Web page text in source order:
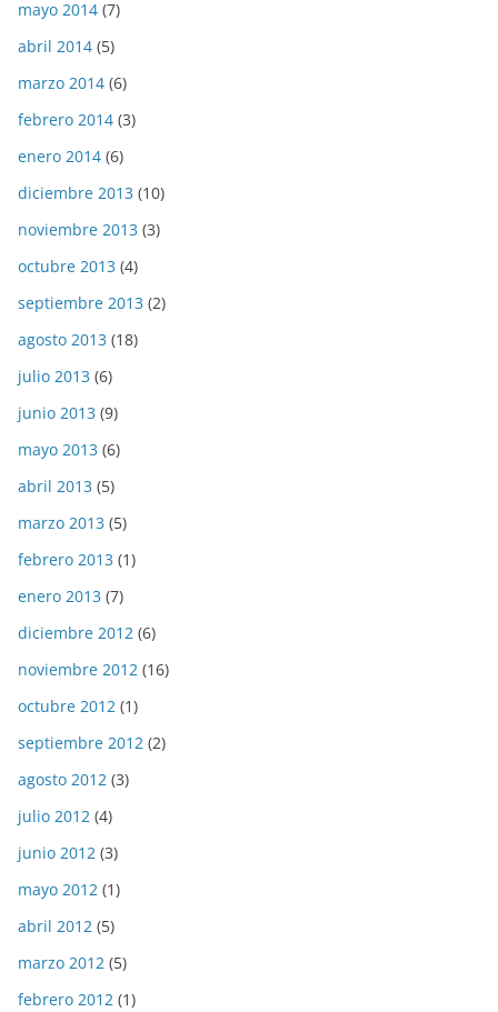
mayo 2014 (7)
abril 2014 (5)
marzo 2014 (6)
febrero 2014 (3)
enero 2014 (6)
diciembre 2013 (10)
noviembre 2013 (3)
octubre 2013 (4)
septiembre 2013 (2)
agosto 2013 (18)
julio 2013 (6)
junio 2013 (9)
mayo 2013 (6)
abril 2013 (5)
marzo 2013 (5)
febrero 2013 (1)
enero 2013 (7)
diciembre 2012 (6)
noviembre 2012 (16)
octubre 2012 (1)
septiembre 2012 (2)
agosto 2012 (3)
julio 2012 (4)
junio 2012 (3)
mayo 2012 (1)
abril 2012 (5)
marzo 2012 (5)
febrero 2012 (1)